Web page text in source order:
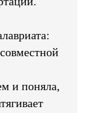
и поняла,